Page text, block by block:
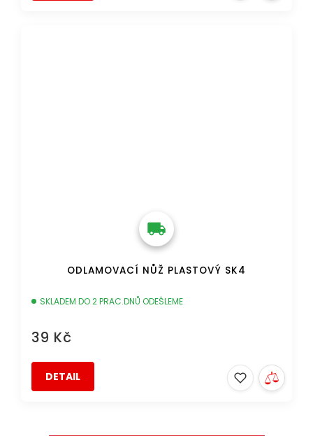
ODLAMOVACÍ NŮŽ PLASTOVÝ SK4
SKLADEM DO 2 PRAC.DNŮ ODEŠLEME
39 Kč
DETAIL